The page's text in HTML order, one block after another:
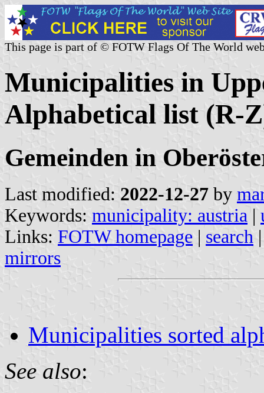
This page is part of © FOTW Flags Of The World
Municipalities in
Alphabetical list (R-
Gemeinden in
Last modified: 2022-12-27 by
Keywords: municipality: austria |
Links: FOTW homepage | search
mirrors
Municipalities sorted
See also: